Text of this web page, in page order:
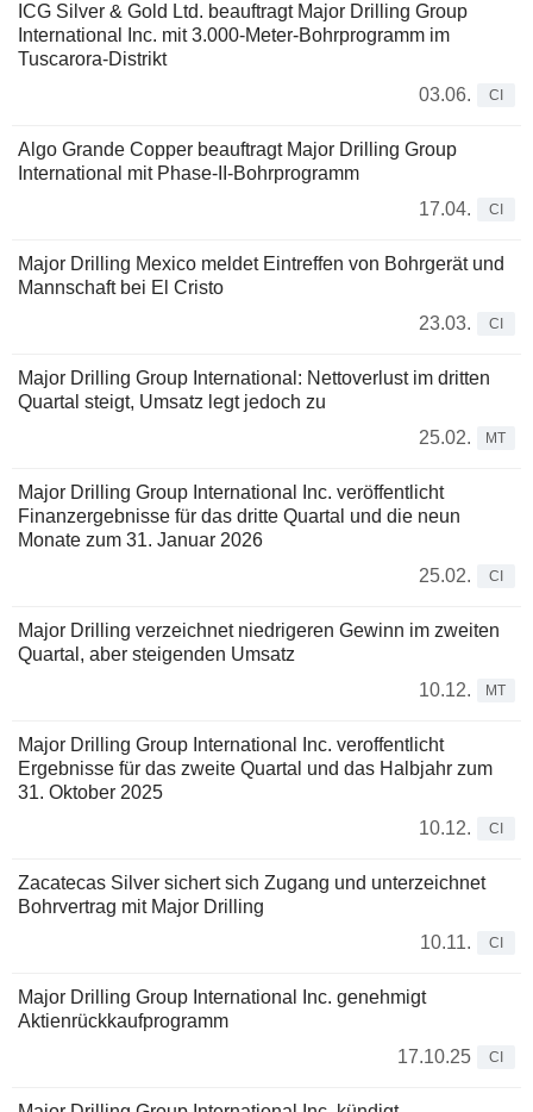
ICG Silver & Gold Ltd. beauftragt Major Drilling Group
International Inc. mit 3.000-Meter-Bohrprogramm im
Tuscarora-Distrikt
03.06.
CI
Algo Grande Copper beauftragt Major Drilling Group
International mit Phase-II-Bohrprogramm
17.04.
CI
Major Drilling Mexico meldet Eintreffen von Bohrgerät und
Mannschaft bei El Cristo
23.03.
CI
Major Drilling Group International: Nettoverlust im dritten
Quartal steigt, Umsatz legt jedoch zu
25.02.
MT
Major Drilling Group International Inc. veröffentlicht
Finanzergebnisse für das dritte Quartal und die neun
Monate zum 31. Januar 2026
25.02.
CI
Major Drilling verzeichnet niedrigeren Gewinn im zweiten
Quartal, aber steigenden Umsatz
10.12.
MT
Major Drilling Group International Inc. veroffentlicht
Ergebnisse für das zweite Quartal und das Halbjahr zum
31. Oktober 2025
10.12.
CI
Zacatecas Silver sichert sich Zugang und unterzeichnet
Bohrvertrag mit Major Drilling
10.11.
CI
Major Drilling Group International Inc. genehmigt
Aktienrückkaufprogramm
17.10.25
CI